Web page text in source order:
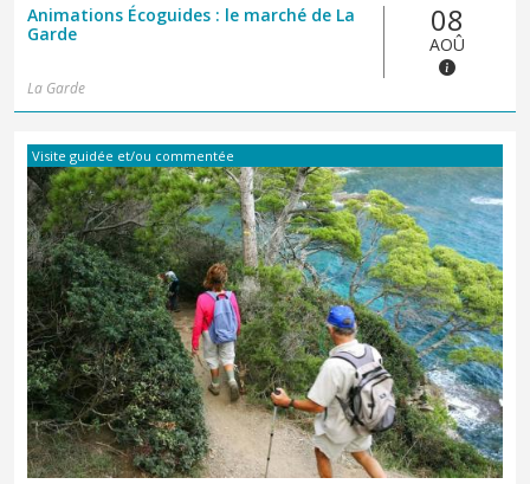
Animations Écoguides : le marché de La
Garde
08
AOÛ
La Garde
Visite guidée et/ou commentée